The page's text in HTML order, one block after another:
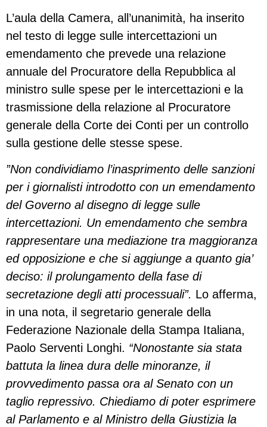
L’aula della Camera, all’unanimità, ha inserito
nel testo di legge sulle intercettazioni un
emendamento che prevede una relazione
annuale del Procuratore della Repubblica al
ministro sulle spese per le intercettazioni e la
trasmissione della relazione al Procuratore
generale della Corte dei Conti per un controllo
sulla gestione delle stesse spese.
”Non condividiamo l’inasprimento delle sanzioni
per i giornalisti introdotto con un emendamento
del Governo al disegno di legge sulle
intercettazioni. Un emendamento che sembra
rappresentare una mediazione tra maggioranza
ed opposizione e che si aggiunge a quanto gia’
deciso: il prolungamento della fase di
secretazione degli atti processuali”. Lo afferma,
in una nota, il segretario generale della
Federazione Nazionale della Stampa Italiana,
Paolo Serventi Longhi. “Nonostante sia stata
battuta la linea dura delle minoranze, il
provvedimento passa ora al Senato con un
taglio repressivo. Chiediamo di poter esprimere
al Parlamento e al Ministro della Giustizia la